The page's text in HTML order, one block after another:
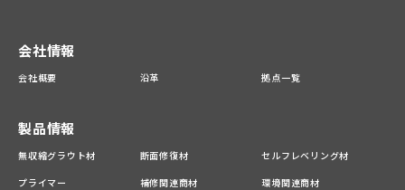
会社情報
会社概要 沿革 拠点一覧
製品情報
無収縮グラウト材 断面修復材
セルフレベリング材
プライマー
補修関連商材
環境関連商材